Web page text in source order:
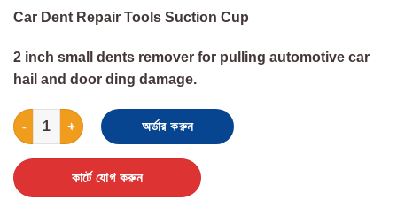
Car Dent Repair Tools Suction Cup
2 inch small dents remover for pulling automotive car
hail and door ding damage.
Car Dent Repair Tools Suction Cup quantity
অর্ডার করুন
কার্টে যোগ করুন